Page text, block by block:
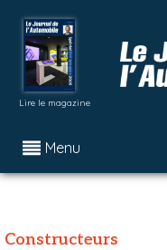
Lire le magazine
Menu
Constructeurs